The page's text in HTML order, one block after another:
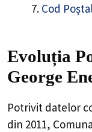
Cod
Evoluția
George
Potrivit datelor
din 2011,